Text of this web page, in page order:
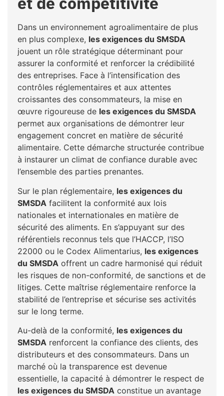
Dans un environnement agroalimentaire de plus
en plus complexe, les exigences du SMSDA
jouent un rôle stratégique déterminant pour
assurer la conformité et renforcer la crédibilité
des entreprises. Face à l’intensification des
contrôles réglementaires et aux attentes
croissantes des consommateurs, la mise en
œuvre rigoureuse de les exigences du SMSDA
permet aux organisations de démontrer leur
engagement concret en matière de sécurité
alimentaire. Cette démarche structurée contribue
à instaurer un climat de confiance durable avec
l’ensemble des parties prenantes.
Sur le plan réglementaire, les exigences du
SMSDA facilitent la conformité aux lois
nationales et internationales en matière de
sécurité des aliments. En s’appuyant sur des
référentiels reconnus tels que l’HACCP, l’ISO
22000 ou le Codex Alimentarius, les exigences
du SMSDA offrent un cadre harmonisé qui réduit
les risques de non-conformité, de sanctions et de
litiges. Cette maîtrise réglementaire renforce la
stabilité de l’entreprise et sécurise ses activités
sur le long terme.
Au-delà de la conformité, les exigences du
SMSDA renforcent la confiance des clients, des
distributeurs et des consommateurs. Dans un
marché où la transparence est devenue
essentielle, la capacité à démontrer le respect de
les exigences du SMSDA constitue un avantage